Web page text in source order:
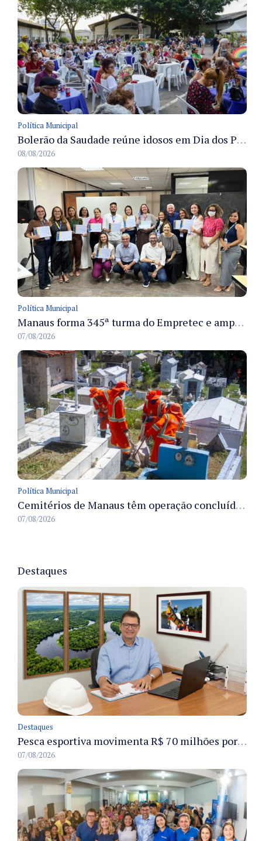
Política Municipal
Bolerão da Saudade reúne idosos em Dia dos Pais promovido pela Fundação Dr. Thomas em Manaus
08/08/2026
Política Municipal
Manaus forma 345ª turma do Empretec e amplia qualificação de empreendedores na cidade
07/08/2026
Política Municipal
Cemitérios de Manaus têm operação concluída e estrutura pronta para receber famílias no Dia dos Pais
07/08/2026
Destaques
Destaques
Pesca esportiva movimenta R$ 70 milhões por ano e ganha espaço na economia sustentável do Amazonas
07/08/2026